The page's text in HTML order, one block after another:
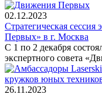
02.12.2023
Стратегическая
Первых» в г. Москва
С 1 по 2 декабря
экспертного совета
26.11.2023